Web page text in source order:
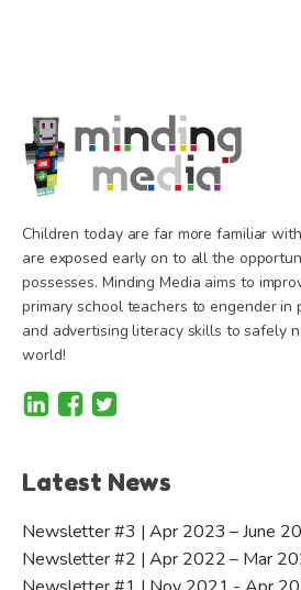
Children today are far more familiar
are exposed early on to all the
possesses. Minding Media aims to
primary school teachers to engender in
and advertising literacy skills to safely
world!
Latest News
Newsletter #3 | Apr 2023 – June
Newsletter #2 | Apr 2022 – Mar